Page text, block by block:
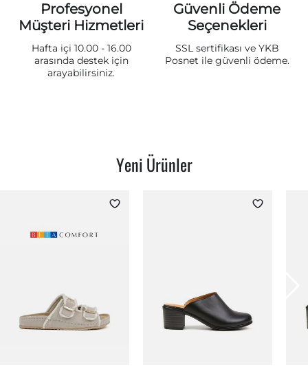
Profesyonel
Müşteri Hizmetleri
Hafta içi 10.00 - 16.00
arasında destek için
arayabilirsiniz.
Güvenli Ödeme
Seçenekleri
SSL sertifikası ve YKB
Posnet ile güvenli ödeme.
Yeni Ürünler